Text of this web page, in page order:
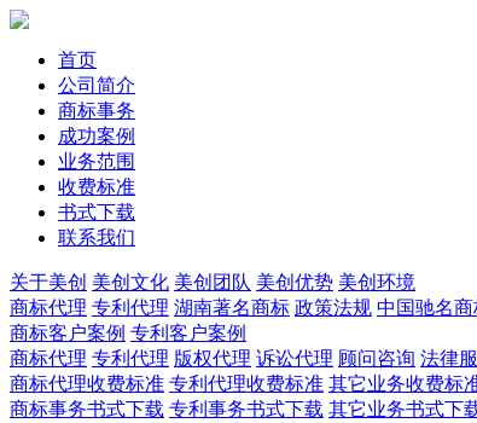
首页
公司简介
商标事务
成功案例
业务范围
收费标准
书式下载
联系我们
关于美创 美创文化 美创团队 美创优势 美创环境
商标代理 专利代理 湖南著名商标 政策法规 中国驰名商
商标客户案例 专利客户案例
商标代理 专利代理 版权代理 诉讼代理 顾问咨询 法律
商标代理收费标准 专利代理收费标准 其它业务收费标
商标事务书式下载 专利事务书式下载 其它业务书式下